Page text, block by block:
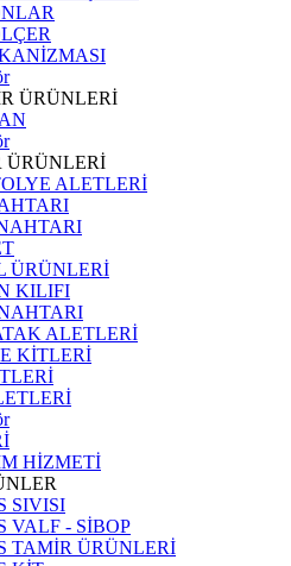
ÜRÜNLERİ
ÜRÜNLERİ
ALETLERİ
ÜRÜNLERİ
KILIFI
ALETLERİ
KİTLERİ
HİZMETİ
SIVISI
VALF - SİBOP
TAMİR ÜRÜNLERİ